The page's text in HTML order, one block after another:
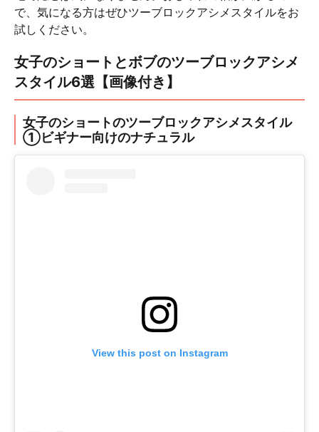
で、気になる方はぜひツーブロックアシメスタイルをお
試しください。
女子のショートとボブのツーブロックアシメ
スタイル6選【画像付き】
女子のショートのツーブロックアシメスタイル
①ビギナー向けのナチュラル
View this post on Instagram